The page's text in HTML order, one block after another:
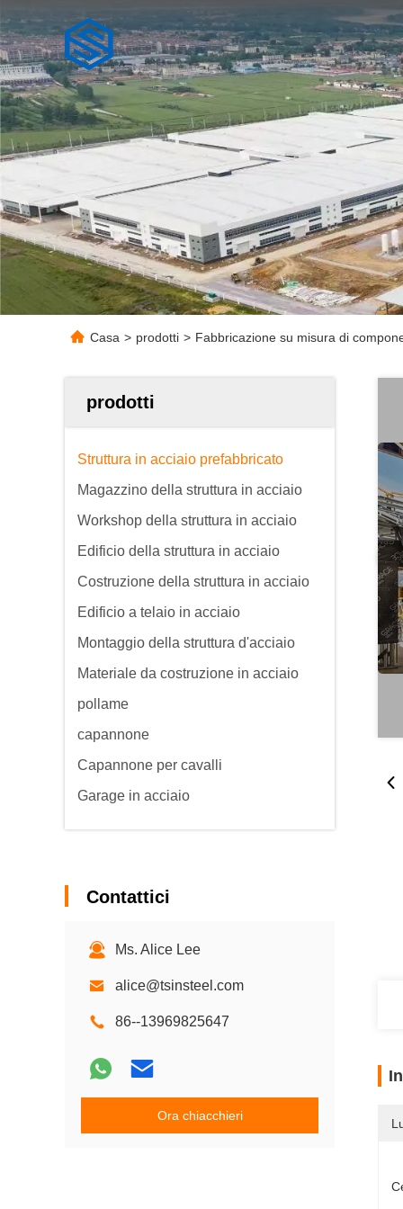
Casa > prodotti > Fabbricazione su misura di
prodotti
Struttura in acciaio prefabbricato
Magazzino della struttura in acciaio
Workshop della struttura in acciaio
Edificio della struttura in acciaio
Costruzione della struttura in acciaio
Edificio a telaio in acciaio
Montaggio della struttura d'acciaio
Materiale da costruzione in acciaio
pollame
capannone
Capannone per cavalli
Garage in acciaio
Contattici
Ms. Alice Lee
alice@tsinsteel.com
86--13969825647
Ora chiacchieri